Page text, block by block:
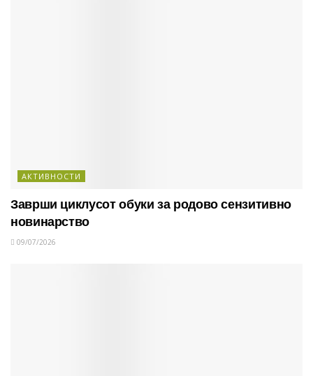
АКТИВНОСТИ
Заврши циклусот обуки за родово сензитивно
новинарство
09/07/2026